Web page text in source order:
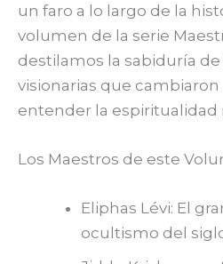
un faro a lo largo de la
volumen de la serie
destilamos la sabiduría
visionarias que
entender la espiritualidad
Los Maestros de este
Eliphas Lévi: El
ocultismo del